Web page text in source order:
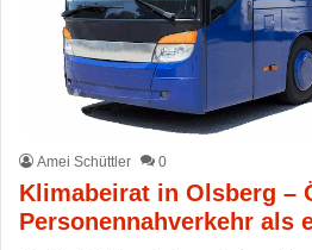
Amei Schüttler 0
Klimabeirat in Olsberg –
Personennahverkehr als